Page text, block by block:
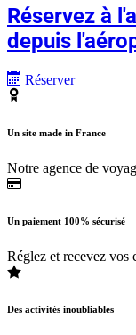
Réservez à
depuis
Réserver
Un site made in France
Notre agence de
Un paiement 100% sécurisé
Réglez et recevez vos
Des activités inoubliables